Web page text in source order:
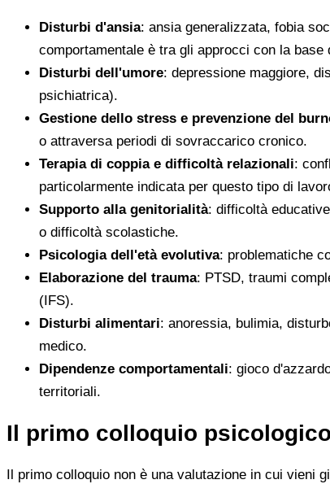
Disturbi d'ansia: ansia generalizzata, fobia
comportamentale è tra gli approcci con la
Disturbi dell'umore: depressione maggiore,
psichiatrica).
Gestione dello stress e prevenzione del
o attraversa periodi di sovraccarico cronico.
Terapia di coppia e difficoltà relazionali:
particolarmente indicata per questo tipo di
Supporto alla genitorialità: difficoltà
o difficoltà scolastiche.
Psicologia dell'età evolutiva: problematiche
Elaborazione del trauma: PTSD, traumi
(IFS).
Disturbi alimentari: anoressia, bulimia,
medico.
Dipendenze comportamentali: gioco
territoriali.
Il primo colloquio
Il primo colloquio non è una valutazione in cui vieni